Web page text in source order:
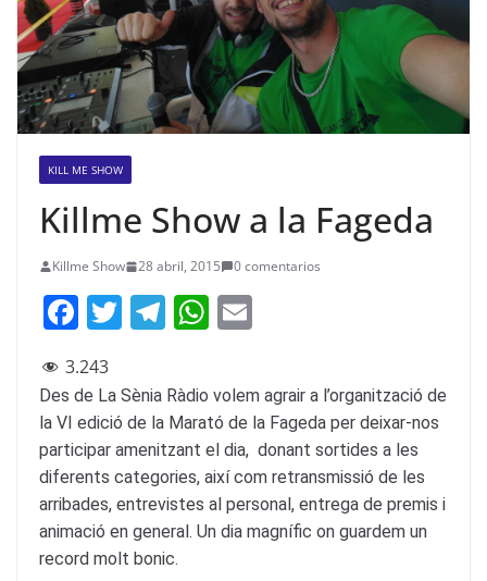
KILL ME SHOW
Killme Show a la Fageda
Killme Show 28 abril, 2015 0 comentarios
F
c
e
b
o
o
k
T
itt
er
T
e
gr
a
m
W
at
s
A
p
p
ai
l
3.243
Des de La Sènia Ràdio volem agrair a l’organització de
la VI edició de la Marató de la Fageda per deixar-nos
participar amenitzant el dia, donant sortides a les
diferents categories, així com retransmissió de les
arribades, entrevistes al personal, entrega de premis i
animació en general. Un dia magnífic on guardem un
record molt bonic.